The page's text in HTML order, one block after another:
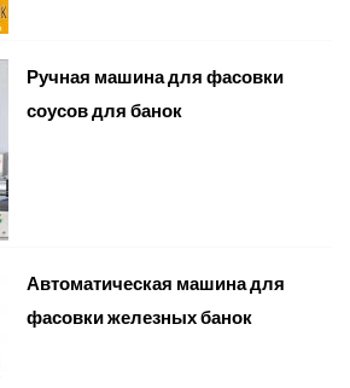
Ручная машина для фасовки
соусов для банок
Автоматическая машина для
фасовки железных банок